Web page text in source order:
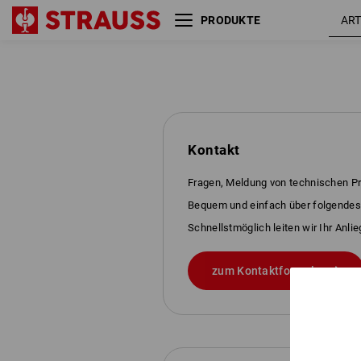
Kontakt
Fragen, Meldung von technischen
Bequem und einfach über
Schnellstmöglich leiten wir Ihr
zum Kontaktformular
PRODUKTE